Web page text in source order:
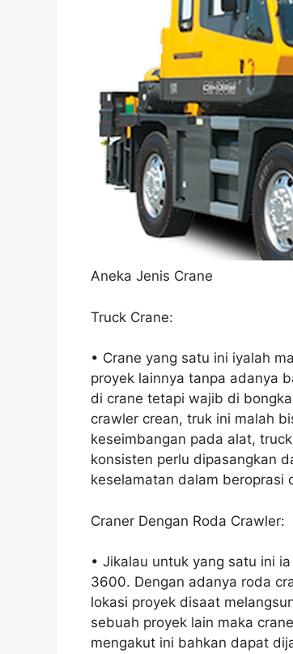
Aneka Jenis Crane
Truck Crane:
• Crane yang satu ini iyalah
proyek lainnya tanpa adanya
di crane tetapi wajib di
crawler crean, truk ini malah
keseimbangan pada alat,
konsisten perlu dipasangkan
keselamatan dalam beroprasi
Craner Dengan Roda Crawler:
• Jikalau untuk yang satu ini
3600. Dengan adanya roda
lokasi proyek disaat
sebuah proyek lain maka
mengakut ini bahkan dapat